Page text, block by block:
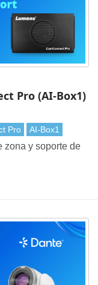
Pro (AI-Box1)
Pro AI-Box1
zona y soporte de